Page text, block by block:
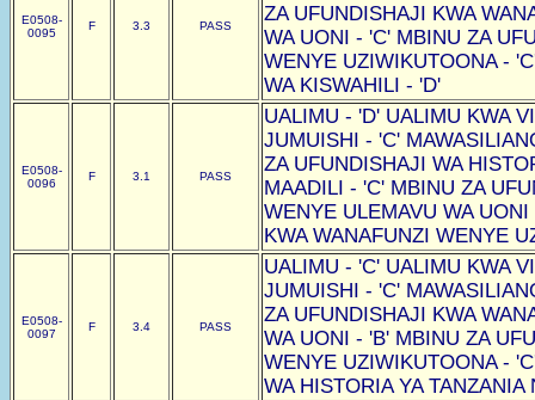
E0508-
0095
F 3.3 PASS
ZA UFUNDISHAJI KWA
WA UONI - 'C' MBINU ZA
WENYE UZIWIKUTOONA -
WA KISWAHILI - 'D'
E0508-
0096
F 3.1 PASS
UALIMU - 'D' UALIMU KWA
JUMUISHI - 'C'
ZA UFUNDISHAJI WA
MAADILI - 'C' MBINU ZA
WENYE ULEMAVU WA
KWA WANAFUNZI WENYE
E0508-
0097
F 3.4 PASS
UALIMU - 'C' UALIMU KWA
JUMUISHI - 'C'
ZA UFUNDISHAJI KWA
WA UONI - 'B' MBINU ZA
WENYE UZIWIKUTOONA -
WA HISTORIA YA TANZANIA